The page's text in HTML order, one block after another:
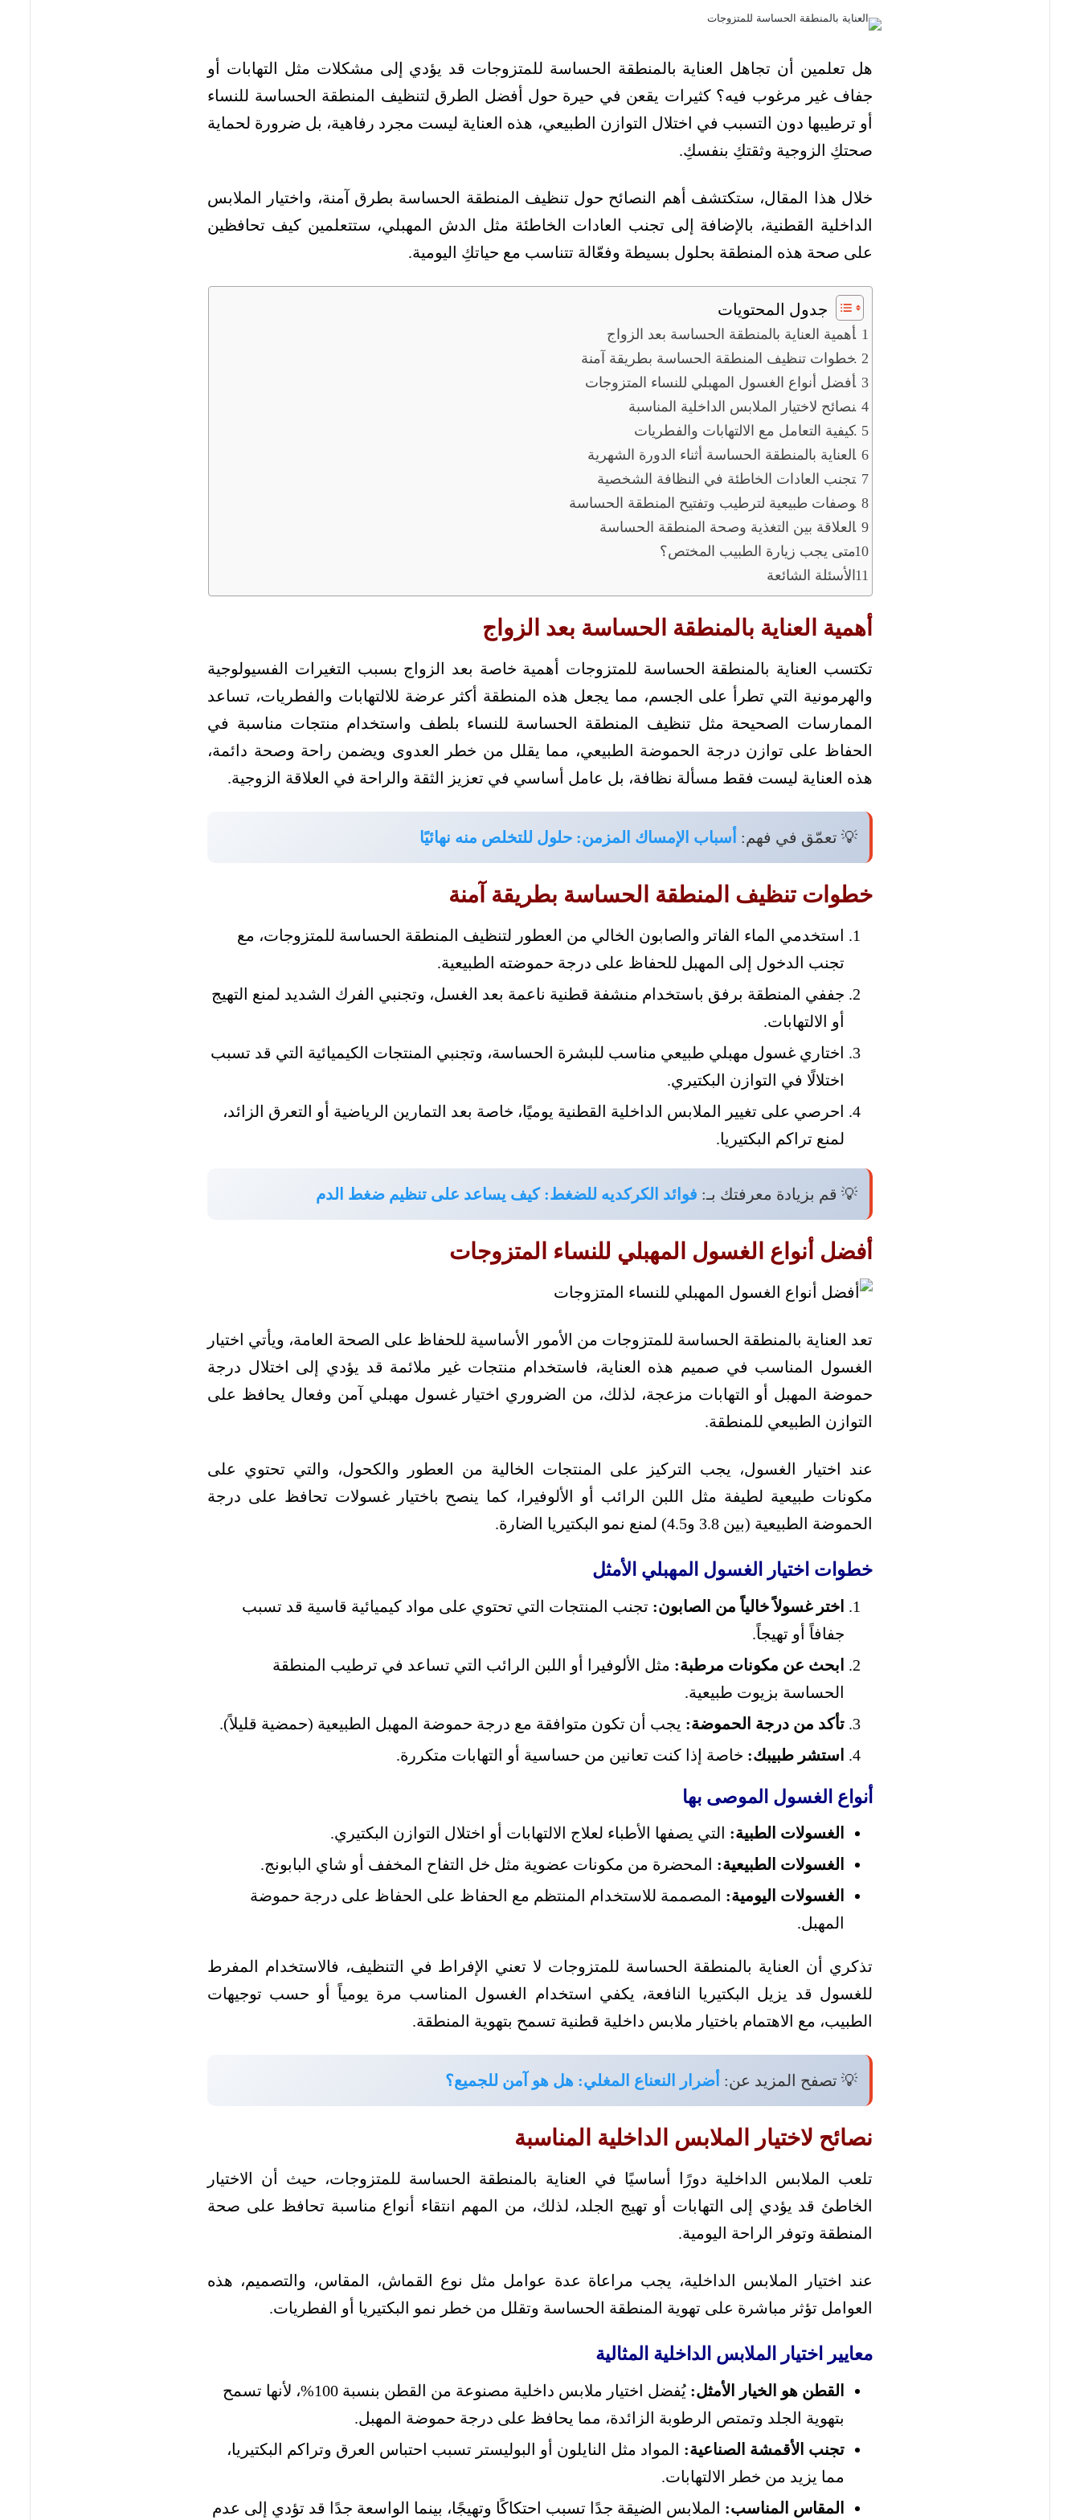
هل تعلمين أن تجاهل العناية بالمنطقة الحساسة للمتزوجات قد يؤدي إلى مشكلات مثل التهابات أو
جفاف غير مرغوب فيه؟ كثيرات يقعن في حيرة حول أفضل الطرق لتنظيف المنطقة الحساسة للنساء
أو ترطيبها دون التسبب في اختلال التوازن الطبيعي، هذه العناية ليست مجرد رفاهية، بل ضرورة لحماية
صحتكِ الزوجية وثقتكِ بنفسكِ.
خلال هذا المقال، ستكتشف أهم النصائح حول تنظيف المنطقة الحساسة بطرق آمنة، واختيار الملابس
الداخلية القطنية، بالإضافة إلى تجنب العادات الخاطئة مثل الدش المهبلي، ستتعلمين كيف تحافظين
على صحة هذه المنطقة بحلول بسيطة وفعّالة تتناسب مع حياتكِ اليومية.
جدول المحتويات
أهمية العناية بالمنطقة الحساسة بعد الزواج
خطوات تنظيف المنطقة الحساسة بطريقة آمنة
أفضل أنواع الغسول المهبلي للنساء المتزوجات
نصائح لاختيار الملابس الداخلية المناسبة
كيفية التعامل مع الالتهابات والفطريات
العناية بالمنطقة الحساسة أثناء الدورة الشهرية
تجنب العادات الخاطئة في النظافة الشخصية
وصفات طبيعية لترطيب وتفتيح المنطقة الحساسة
العلاقة بين التغذية وصحة المنطقة الحساسة
متى يجب زيارة الطبيب المختص؟
الأسئلة الشائعة
أهمية العناية بالمنطقة الحساسة بعد الزواج
تكتسب العناية بالمنطقة الحساسة للمتزوجات أهمية خاصة بعد الزواج بسبب التغيرات الفسيولوجية
والهرمونية التي تطرأ على الجسم، مما يجعل هذه المنطقة أكثر عرضة للالتهابات والفطريات، تساعد
الممارسات الصحيحة مثل تنظيف المنطقة الحساسة للنساء بلطف واستخدام منتجات مناسبة في
الحفاظ على توازن درجة الحموضة الطبيعي، مما يقلل من خطر العدوى ويضمن راحة وصحة دائمة،
هذه العناية ليست فقط مسألة نظافة، بل عامل أساسي في تعزيز الثقة والراحة في العلاقة الزوجية.
💡 تعمّق في فهم: أسباب الإمساك المزمن: حلول للتخلص منه نهائيًا
خطوات تنظيف المنطقة الحساسة بطريقة آمنة
استخدمي الماء الفاتر والصابون الخالي من العطور لتنظيف المنطقة الحساسة للمتزوجات، مع
تجنب الدخول إلى المهبل للحفاظ على درجة حموضته الطبيعية.
جففي المنطقة برفق باستخدام منشفة قطنية ناعمة بعد الغسل، وتجنبي الفرك الشديد لمنع التهيج
أو الالتهابات.
اختاري غسول مهبلي طبيعي مناسب للبشرة الحساسة، وتجنبي المنتجات الكيميائية التي قد تسبب
اختلالًا في التوازن البكتيري.
احرصي على تغيير الملابس الداخلية القطنية يوميًا، خاصة بعد التمارين الرياضية أو التعرق الزائد،
لمنع تراكم البكتيريا.
💡 قم بزيادة معرفتك بـ: فوائد الكركديه للضغط: كيف يساعد على تنظيم ضغط الدم
أفضل أنواع الغسول المهبلي للنساء المتزوجات
تعد العناية بالمنطقة الحساسة للمتزوجات من الأمور الأساسية للحفاظ على الصحة العامة، ويأتي اختيار
الغسول المناسب في صميم هذه العناية، فاستخدام منتجات غير ملائمة قد يؤدي إلى اختلال درجة
حموضة المهبل أو التهابات مزعجة، لذلك، من الضروري اختيار غسول مهبلي آمن وفعال يحافظ على
التوازن الطبيعي للمنطقة.
عند اختيار الغسول، يجب التركيز على المنتجات الخالية من العطور والكحول، والتي تحتوي على
مكونات طبيعية لطيفة مثل اللبن الرائب أو الألوفيرا، كما ينصح باختيار غسولات تحافظ على درجة
الحموضة الطبيعية (بين 3.8 و4.5) لمنع نمو البكتيريا الضارة.
خطوات اختيار الغسول المهبلي الأمثل
اختر غسولاً خالياً من الصابون: تجنب المنتجات التي تحتوي على مواد كيميائية قاسية قد تسبب
جفافاً أو تهيجاً.
ابحث عن مكونات مرطبة: مثل الألوفيرا أو اللبن الرائب التي تساعد في ترطيب المنطقة
الحساسة بزيوت طبيعية.
تأكد من درجة الحموضة: يجب أن تكون متوافقة مع درجة حموضة المهبل الطبيعية (حمضية قليلاً).
استشر طبيبك: خاصة إذا كنت تعانين من حساسية أو التهابات متكررة.
أنواع الغسول الموصى بها
الغسولات الطبية: التي يصفها الأطباء لعلاج الالتهابات أو اختلال التوازن البكتيري.
الغسولات الطبيعية: المحضرة من مكونات عضوية مثل خل التفاح المخفف أو شاي البابونج.
الغسولات اليومية: المصممة للاستخدام المنتظم مع الحفاظ على الحفاظ على درجة حموضة
المهبل.
تذكري أن العناية بالمنطقة الحساسة للمتزوجات لا تعني الإفراط في التنظيف، فالاستخدام المفرط
للغسول قد يزيل البكتيريا النافعة، يكفي استخدام الغسول المناسب مرة يومياً أو حسب توجيهات
الطبيب، مع الاهتمام باختيار ملابس داخلية قطنية تسمح بتهوية المنطقة.
💡 تصفح المزيد عن: أضرار النعناع المغلي: هل هو آمن للجميع؟
نصائح لاختيار الملابس الداخلية المناسبة
تلعب الملابس الداخلية دورًا أساسيًا في العناية بالمنطقة الحساسة للمتزوجات، حيث أن الاختيار
الخاطئ قد يؤدي إلى التهابات أو تهيج الجلد، لذلك، من المهم انتقاء أنواع مناسبة تحافظ على صحة
المنطقة وتوفر الراحة اليومية.
عند اختيار الملابس الداخلية، يجب مراعاة عدة عوامل مثل نوع القماش، المقاس، والتصميم، هذه
العوامل تؤثر مباشرة على تهوية المنطقة الحساسة وتقلل من خطر نمو البكتيريا أو الفطريات.
معايير اختيار الملابس الداخلية المثالية
القطن هو الخيار الأمثل:
يُفضل اختيار ملابس داخلية مصنوعة من القطن بنسبة 100%، لأنها تسمح
بتهوية الجلد وتمتص الرطوبة الزائدة، مما يحافظ على درجة حموضة المهبل.
تجنب الأقمشة الصناعية: المواد مثل النايلون أو البوليستر تسبب احتباس العرق وتراكم البكتيريا،
مما يزيد من خطر الالتهابات.
المقاس المناسب: الملابس الضيقة جدًا تسبب احتكاكًا وتهيجًا، بينما الواسعة جدًا قد تؤدي إلى عدم